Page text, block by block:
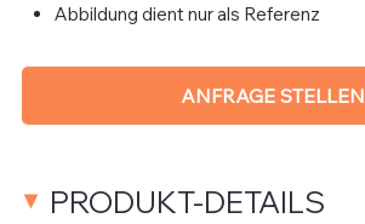
Abbildung dient nur als Referenz
ANFRAGE STELLEN
PRODUKT-DETAILS